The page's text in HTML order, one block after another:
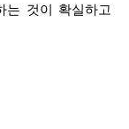
는 것이 확실하고